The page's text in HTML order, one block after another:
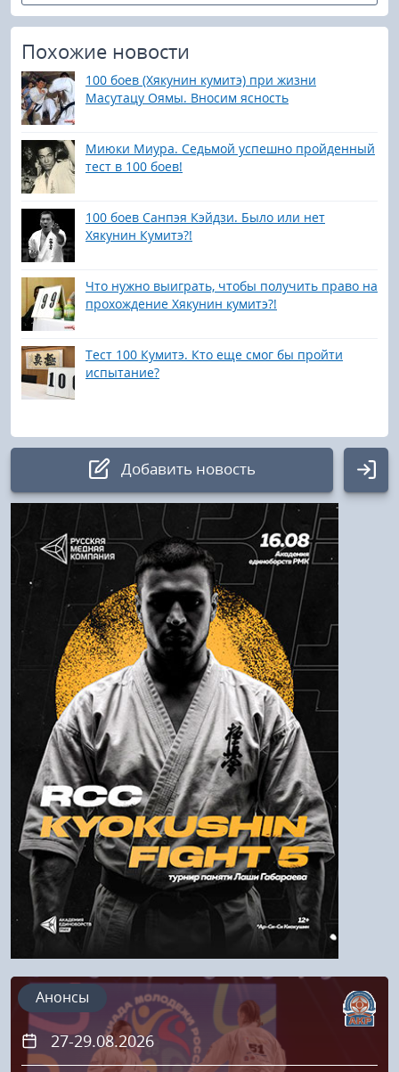
Похожие новости
100 боев (Хякунин кумитэ) при жизни
Масутацу Оямы. Вносим ясность
Миюки Миура. Седьмой успешно пройденный
тест в 100 боев!
100 боев Санпэя Кэйдзи. Было или нет
Хякунин Кумитэ?!
Что нужно выиграть, чтобы получить право на
прохождение Хякунин кумитэ?!
Тест 100 Кумитэ. Кто еще смог бы пройти
испытание?
Добавить новость
Авторизация
Логин:
Пароль
Войти
Напомнить пароль
Регистрация
27-29.08.2026
Анонсы